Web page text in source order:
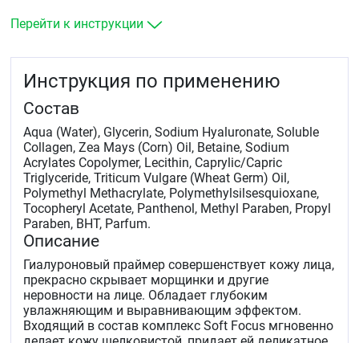
Перейти к инструкции
Инструкция по применению
Состав
Aqua (Water), Glycerin, Sodium Hyaluronate, Soluble
Collagen, Zea Mays (Corn) Oil, Betaine, Sodium
Acrylates Copolymer, Lecithin, Caprylic/Capric
Triglyceride, Triticum Vulgare (Wheat Germ) Oil,
Polymethyl Methacrylate, Polymethylsilsesquioxane,
Tocopheryl Acetate, Panthenol, Methyl Paraben, Propyl
Paraben, BHT, Parfum.
Описание
Гиалуроновый праймер совершенствует кожу лица,
прекрасно скрывает морщинки и другие
неровности на лице. Обладает глубоким
увлажняющим и выравнивающим эффектом.
Входящий в состав комплекс Soft Focus мгновенно